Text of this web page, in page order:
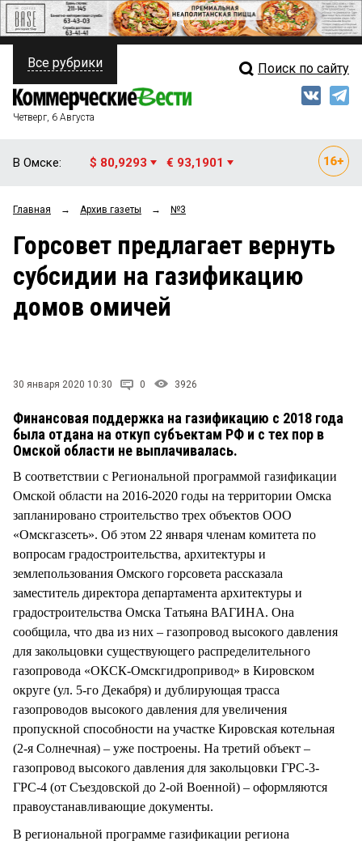
ПОЛИТИКА
ФИНАНСЫ
ОБЩЕСТВО
ЗАКОН
НОВОСТИ КОМПАНИЙ
Свежий выпуск
Рейтинги
Блоги
Все рубрики Поиск по сайту
Четверг, 6 Августа
В Омске: $ 80,9293 € 93,1901
Главная → Архив газеты → №3
Горсовет предлагает вернуть
субсидии на газификацию
домов омичей
30 января 2020 10:30 0 3926
Финансовая поддержка на газификацию с 2018 года
была отдана на откуп субъектам РФ и с тех пор в
Омской области не выплачивалась.
В соответствии с Региональной программой газификации
Омской области на 2016-2020 годы на территории Омска
запланировано строительство трех объектов ООО
«Омскгазсеть». Об этом 22 января членам комитета по
вопросам градостроительства, архитектуры и
землепользования Омского горсовета рассказала
заместитель директора департамента архитектуры и
градостроительства Омска Татьяна ВАГИНА. Она
сообщила, что два из них – газопровод высокого давления
для закольцовки существующего распределительного
газопровода «ОКСК-Омскгидропривод» в Кировском
округе (ул. 5-го Декабря) и дублирующая трасса
газопроводов высокого давления для увеличения
пропускной способности на участке Кировская котельная
(2-я Солнечная) – уже построены. На третий объект –
газопровод высокого давления для закольцовки ГРС-3-
ГРС-4 (от Съездовской до 2-ой Военной) – оформляются
правоустанавливающие документы.
В региональной программе газификации региона